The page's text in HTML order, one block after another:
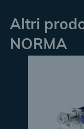
Altri
NORMA